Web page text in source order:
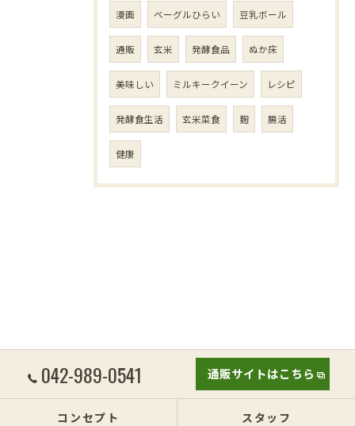
漫画 ベーグルひらい 豆乳ボール
通販 玄米 発酵食品 ぬか床
美味しい ミルキークイーン レシピ
発酵食生活 玄米菜食 麹 腸活
健康
042-989-0541 通販サイトはこちら
コンセプト スタッフ